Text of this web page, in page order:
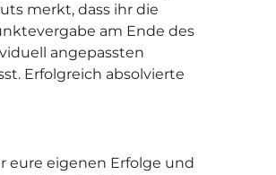
merkt, dass ihr die
am Ende des
angepassten
Erfolgreich absolvierte
eure eigenen Erfolge und